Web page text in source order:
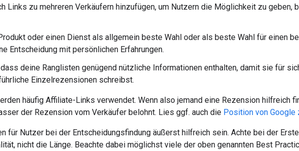
Links zu mehreren Verkäufern hinzufügen, um Nutzern die Möglichkeit zu geben,
Produkt oder einen Dienst als allgemein beste Wahl oder als beste Wahl für einen
Entscheidung mit persönlichen Erfahrungen.
dass deine Ranglisten genügend nützliche Informationen enthalten, damit sie für
Einzelrezensionen schreibst.
häufig Affiliate-Links verwendet. Wenn also jemand eine Rezension hilfreich
der Rezension vom Verkäufer belohnt. Lies ggf. auch die Position von Google
für Nutzer bei der Entscheidungsfindung äußerst hilfreich sein. Achte bei der
nicht die Länge. Beachte dabei möglichst viele der oben genannten Best